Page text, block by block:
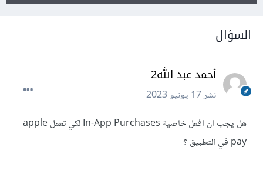
السؤال
أحمد عبد الله2
نشر17 يونيو 2023
هل يجب ان افعل خاصية In-App Purchases لكي تعمل apple
pay في التطبيق ؟